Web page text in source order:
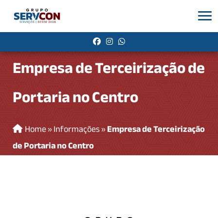
Empresa de Terceirização de
Portaria no Centro
Home»Informações»Empresa de Terceirização
de Portaria no Centro